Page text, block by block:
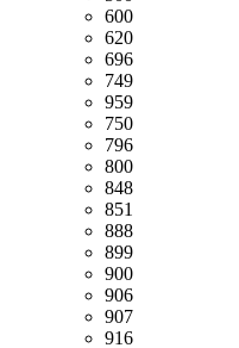
600
620
696
749
959
750
796
800
848
851
888
899
900
906
907
916